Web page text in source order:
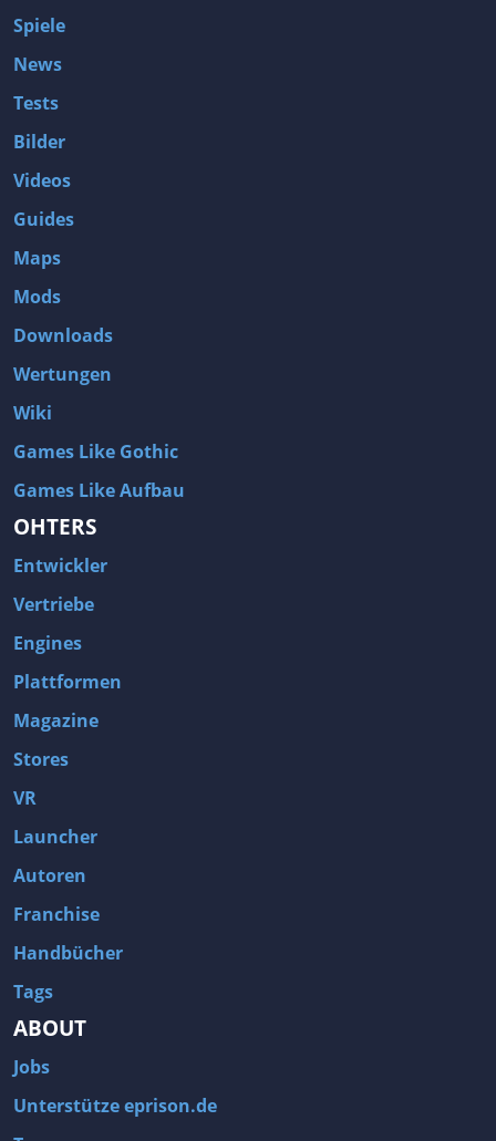
Spiele
News
Tests
Bilder
Videos
Guides
Maps
Mods
Downloads
Wertungen
Wiki
Games Like Gothic
Games Like Aufbau
OHTERS
Entwickler
Vertriebe
Engines
Plattformen
Magazine
Stores
VR
Launcher
Autoren
Franchise
Handbücher
Tags
ABOUT
Jobs
Unterstütze eprison.de